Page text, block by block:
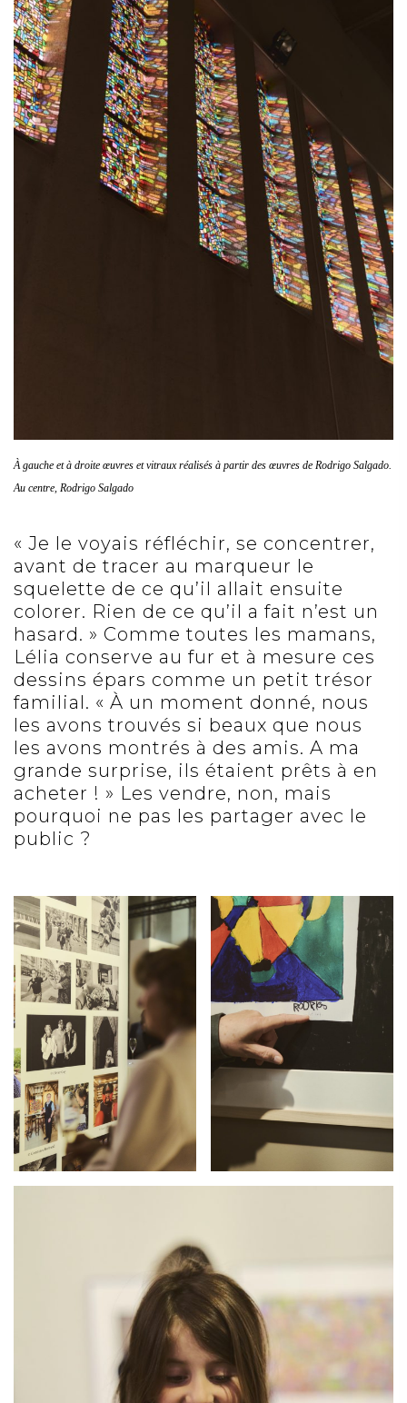
À gauche et à droite œuvres et vitraux réalisés à partir des œuvres de Rodrigo Salgado.
Au centre, Rodrigo Salgado
« Je le voyais réfléchir, se concentrer,
avant de tracer au marqueur le
squelette de ce qu’il allait ensuite
colorer. Rien de ce qu’il a fait n’est un
hasard. » Comme toutes les mamans,
Lélia conserve au fur et à mesure ces
dessins épars comme un petit trésor
familial. « À un moment donné, nous
les avons trouvés si beaux que nous
les avons montrés à des amis. A ma
grande surprise, ils étaient prêts à en
acheter ! » Les vendre, non, mais
pourquoi ne pas les partager avec le
public ?